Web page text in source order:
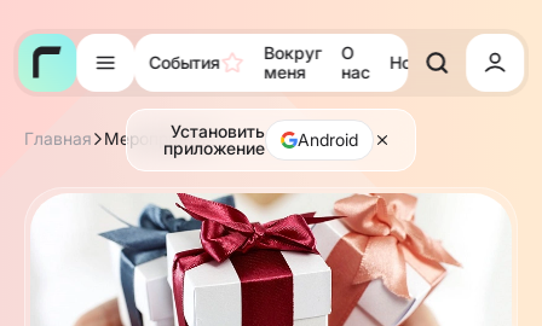
События
Вокруг
меня
О
нас
Новости Тора
Установить
приложение
Android
Главная Мероприятия